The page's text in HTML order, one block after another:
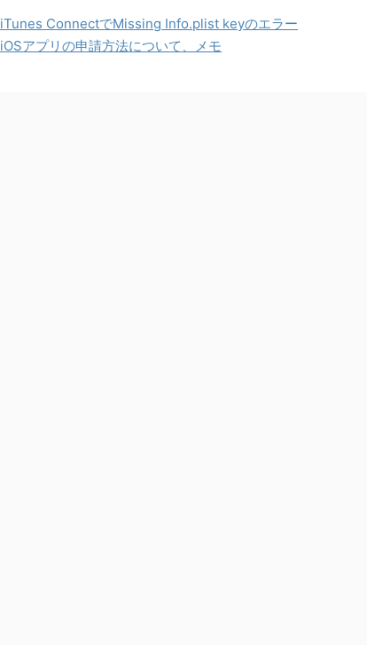
iTunes ConnectでMissing Info.plist keyのエラー
iOSアプリの申請方法について、メモ